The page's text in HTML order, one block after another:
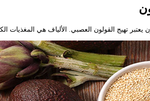
يعتبر تهيج القولون العصبي. الألياف هي المغذيات